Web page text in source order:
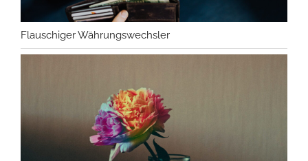
Flauschiger Währungswechsler